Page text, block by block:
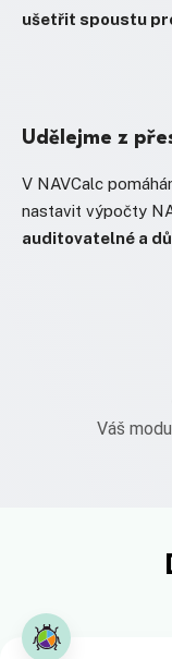
ušetřit spoustu
Udělejme z
V NAVCalc
nastavit výpočty
auditovatelné a
Váš